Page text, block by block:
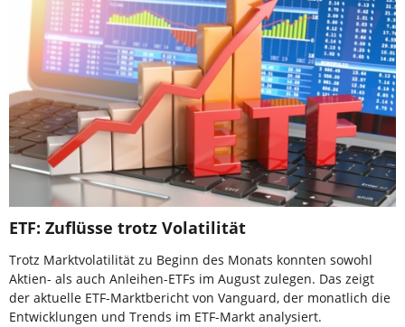
ETF: Zuflüsse trotz Volatilität
Trotz Marktvolatilität zu Beginn des Monats konnten sowohl
Aktien- als auch Anleihen-ETFs im August zulegen. Das zeigt
der aktuelle ETF-Marktbericht von Vanguard, der monatlich die
Entwicklungen und Trends im ETF-Markt analysiert.